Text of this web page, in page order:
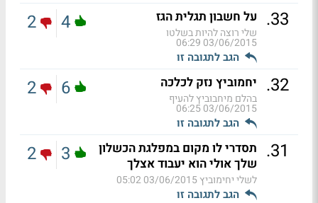
33
. על חשבון תגלית הגז
שלי רוצה להיות בשלטו
03/06/2015 06:29
הגב לתגובה זו
4
2
32
. יחמוביץ נזק לכלכה
בהלם מיחבוביץ להעיף
03/06/2015 06:25
הגב לתגובה זו
6
2
31
. תסדרי לו מקום במפלגת הכשלון
שלך אולי הוא יעבוד אצלך
לשלי יחימוביץ03/06/2015 05:02
הגב לתגובה זו
3
2